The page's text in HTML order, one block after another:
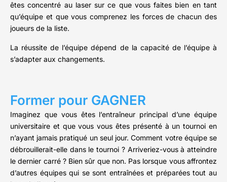
êtes concentré au laser sur ce que vous faites bien en tant
qu’équipe et que vous comprenez les forces de chacun des
joueurs de la liste.
La réussite de l’équipe dépend de la capacité de l’équipe à
s’adapter aux changements.
Former pour GAGNER
Imaginez que vous êtes l’entraîneur principal d’une équipe
universitaire et que vous vous êtes présenté à un tournoi en
n’ayant jamais pratiqué un seul jour. Comment votre équipe se
débrouillerait-elle dans le tournoi ? Arriveriez-vous à atteindre
le dernier carré ? Bien sûr que non. Pas lorsque vous affrontez
d’autres équipes qui se sont entraînées et préparées tout au